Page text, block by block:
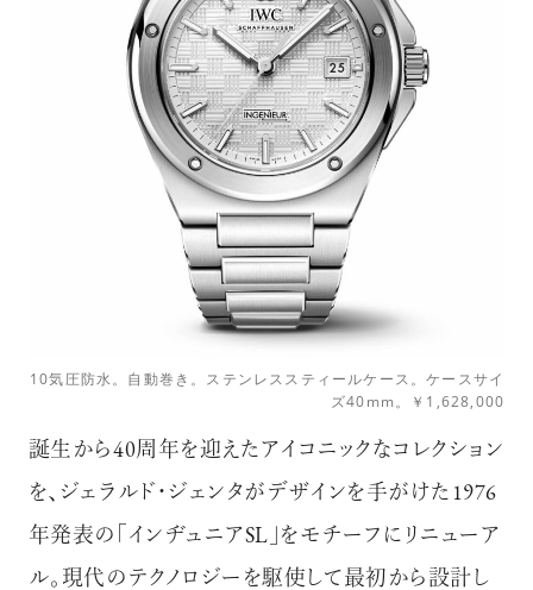
10気圧防水。自動巻き。ステンレススティールケース。ケースサイ
ズ40mm。￥1,628,000
誕生から40周年を迎えたアイコニックなコレクション
を、ジェラルド・ジェンタがデザインを手がけた1976
年発表の「インヂュニアSL」をモチーフにリニューア
ル。現代のテクノロジーを駆使して最初から設計し